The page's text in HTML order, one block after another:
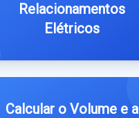
Relacionamentos
Elétricos
Calcular o Volume e a